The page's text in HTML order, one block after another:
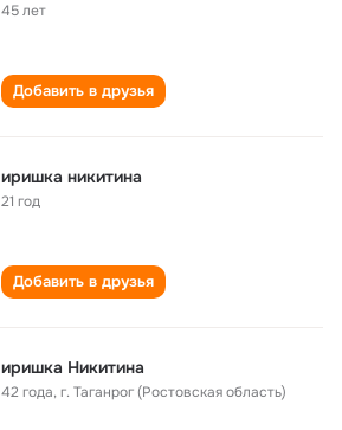
45 лет
Добавить в друзья
иришка никитина
21 год
Добавить в друзья
иришка Никитина
42 года,г. Таганрог (Ростовская область)